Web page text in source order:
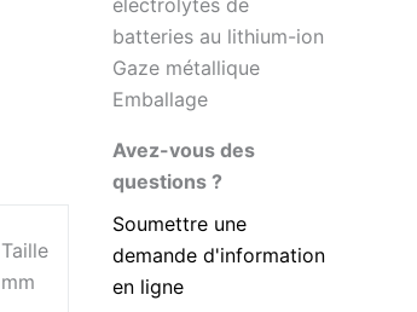
Taille
mm
électrolytes de
batteries au lithium-ion
Gaze métallique
Emballage
Avez-vous des
questions ?
Soumettre une
demande d'information
en ligne